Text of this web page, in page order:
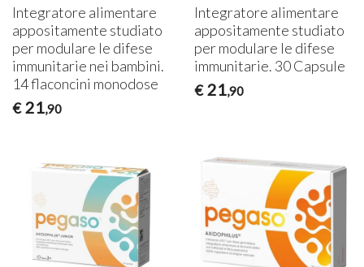
Integratore alimentare
appositamente studiato
per modulare le difese
immunitarie nei bambini.
14 flaconcini monodose
€ 21,90
Integratore alimentare
appositamente studiato
per modulare le difese
immunitarie. 30 Capsule
€ 21,90